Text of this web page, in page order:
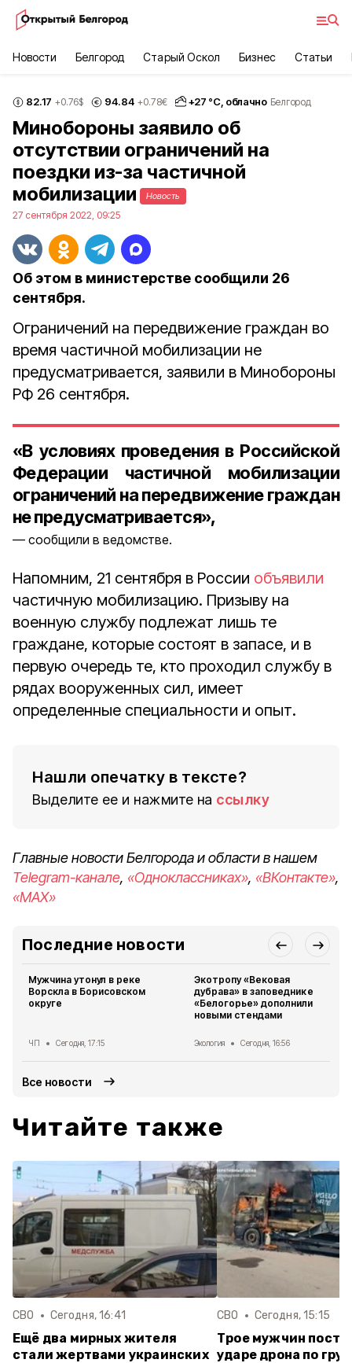
Новости Белгород Старый Оскол Бизнес Статьи
82.17 +0.76$ 94.84 +0.78€ +27 °С, облачно Белгород
Минобороны заявило об
отсутствии ограничений на
поездки из-за частичной
мобилизации
Новость
27 сентября 2022, 09:25
Об этом в министерстве сообщили 26
сентября.
Ограничений на передвижение граждан во
время частичной мобилизации не
предусматривается, заявили в Минобороны
РФ 26 сентября.
«В условиях проведения в Российской
Федерации частичной мобилизации
ограничений на передвижение граждан
не предусматривается»,
сообщили в ведомстве.
Напомним, 21 сентября в России объявили
частичную мобилизацию. Призыву на
военную службу подлежат лишь те
граждане, которые состоят в запасе, и в
первую очередь те, кто проходил службу в
рядах вооруженных сил, имеет
определенные специальности и опыт.
Нашли опечатку в тексте?
Выделите ее и нажмите на ссылку
Главные новости Белгорода и области в нашем
Telegram-канале, «Одноклассниках», «ВКонтакте»,
«MAX»
Последние новости
Мужчина утонул в реке
Ворскла в Борисовском
округе
ЧП Сегодня, 17:15
Экотропу «Вековая
дубрава» в заповеднике
«Белогорье» дополнили
новыми стендами
Экология Сегодня, 16:56
Все новости
Читайте также
СВО Сегодня, 16:41
Ещё два мирных жителя
стали жертвами украинских
СВО Сегодня, 15:15
Трое мужчин
ударе дрона по